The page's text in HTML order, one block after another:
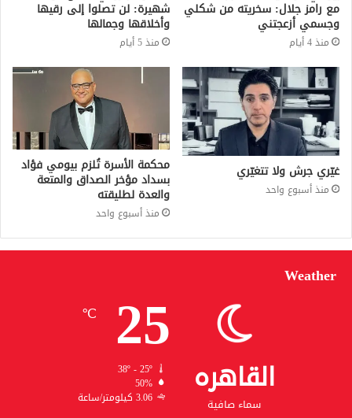
مع رامز جلال: سخريته من شكلي
وجسمي أزعجتني
منذ 4 أيام
شهيرة: لن تصلوا إلى رقيها
وأخلاقها وجمالها
منذ 5 أيام
غيّري جرش ولا تتغيّري
منذ أسبوع واحد
محكمة الأسرة تُلزم بيومي فؤاد
بسداد مؤخر الصداق والمتعة
والعدة لطليقته
منذ أسبوع واحد
Weather
القاهره
سماء صافية
25
℃
38º - 25º
50%
3.06 كيلومتر/ساعة